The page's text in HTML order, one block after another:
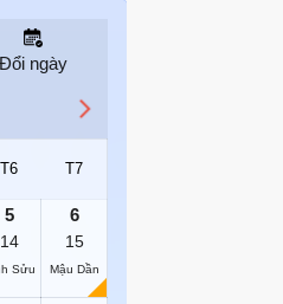
Đổi ngày
T6 T7
5
14
Sửu
6
15
Mậu Dần